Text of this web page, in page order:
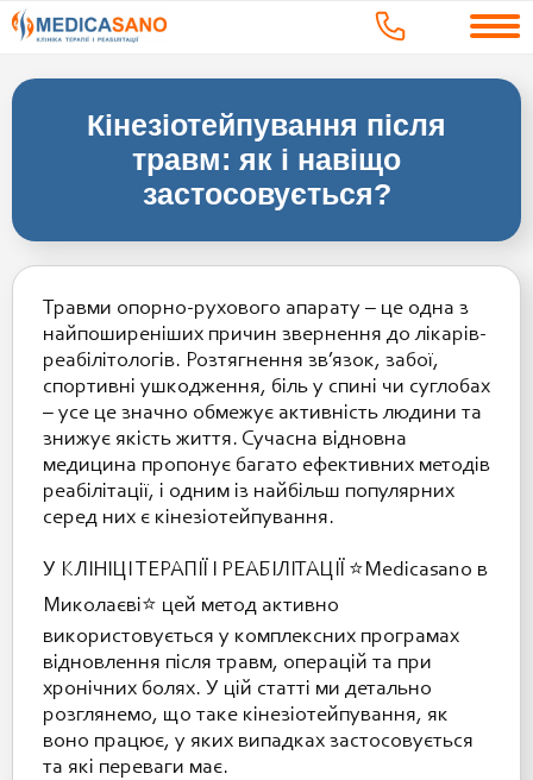
Кінезіотейпування після
травм: як і навіщо
застосовується?
Травми опорно-рухового апарату – це одна з
найпоширеніших причин звернення до лікарів-
реабілітологів. Розтягнення зв’язок, забої,
спортивні ушкодження, біль у спині чи суглобах
– усе це значно обмежує активність людини та
знижує якість життя. Сучасна відновна
медицина пропонує багато ефективних методів
реабілітації, і одним із найбільш популярних
серед них є кінезіотейпування.
У КЛІНІЦІ ТЕРАПІЇ І РЕАБІЛІТАЦІЇ ⭐️Medicasano в
Миколаєві⭐️ цей метод активно
використовується у комплексних програмах
відновлення після травм, операцій та при
хронічних болях. У цій статті ми детально
розглянемо, що таке кінезіотейпування, як
воно працює, у яких випадках застосовується
та які переваги має.